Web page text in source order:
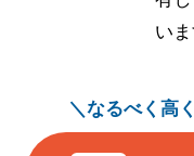
いま
＼なるべく高